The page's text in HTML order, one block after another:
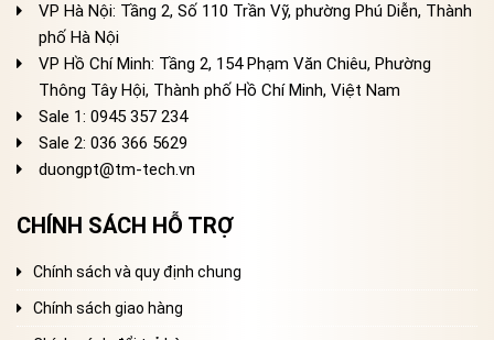
VP Hà Nội: Tầng 2, Số 110 Trần Vỹ, phường Phú Diễn, Thành
phố Hà Nội
VP Hồ Chí Minh: Tầng 2, 154 Phạm Văn Chiêu, Phường
Thông Tây Hội, Thành phố Hồ Chí Minh, Việt Nam
Sale 1: 0945 357 234
Sale 2: 036 366 5629
duongpt@tm-tech.vn
CHÍNH SÁCH HỖ TRỢ
Chính sách và quy định chung
Chính sách giao hàng